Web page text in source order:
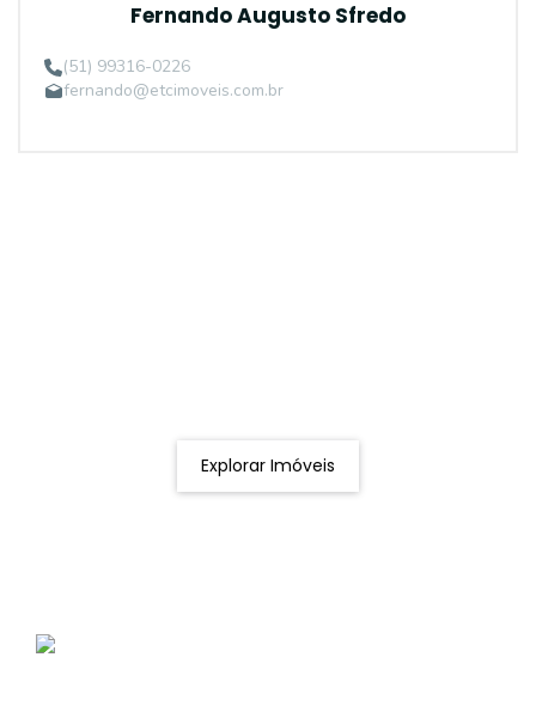
Fernando Augusto Sfredo
(51) 99316-0226
fernando@etcimoveis.com.br
Explorar Imóveis